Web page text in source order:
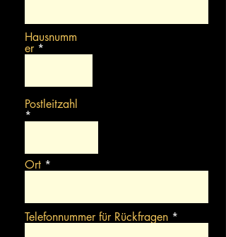
Hausnumm
er
Postleitzahl
Ort
Telefonnummer für Rückfragen